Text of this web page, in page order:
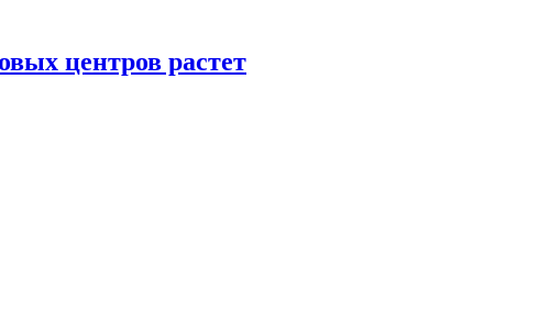
центров растет